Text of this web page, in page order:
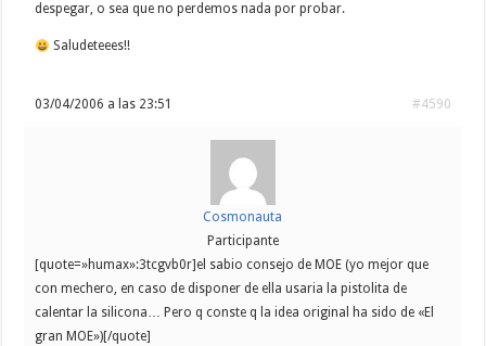
despegar, o sea que no perdemos nada por probar.
Saludeteees!!
03/04/2006 a las 23:51 #4590
Cosmonauta
Participante
[quote=»humax»:3tcgvb0r]el sabio consejo de MOE (yo mejor que
con mechero, en caso de disponer de ella usaria la pistolita de
calentar la silicona… Pero q conste q la idea original ha sido de «El
gran MOE»)[/quote]